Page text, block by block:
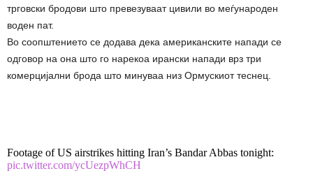
трговски бродови што превезуваат цивили во меѓународен
воден пат.
Во соопштението се додава дека американските напади се
одговор на она што го нарекоа ирански напади врз три
комерцијални брода што минуваа низ Ормускиот теснец.
Footage of US airstrikes hitting Iran’s Bandar Abbas tonight:
pic.twitter.com/ycUezpWhCH